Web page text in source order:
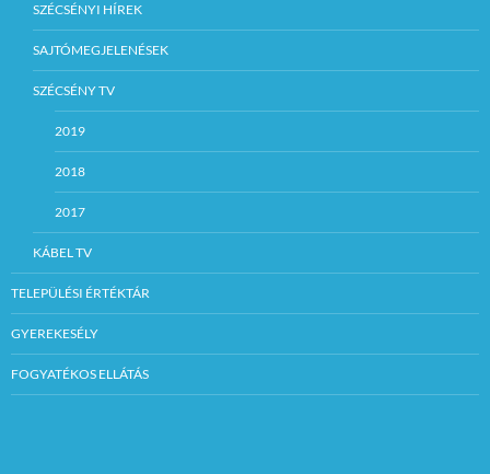
SZÉCSÉNYI HÍREK
SAJTÓMEGJELENÉSEK
SZÉCSÉNY TV
2019
2018
2017
KÁBEL TV
TELEPÜLÉSI ÉRTÉKTÁR
GYEREKESÉLY
FOGYATÉKOS ELLÁTÁS